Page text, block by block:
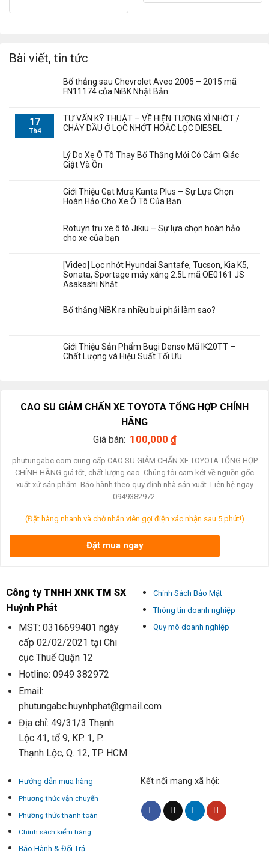
Bài viết, tin tức
Bố thắng sau Chevrolet Aveo 2005 – 2015 mã
FN11174 của NiBK Nhật Bản
17
Th4
TƯ VẤN KỸ THUẬT – VỀ HIỆN TƯỢNG XÌ NHỚT /
CHẢY DẦU Ở LỌC NHỚT HOẶC LỌC DIESEL
Lý Do Xe Ô Tô Thay Bố Thắng Mới Có Cảm Giác
Giật Và Ồn
Giới Thiệu Gạt Mưa Kanta Plus – Sự Lựa Chọn
Hoàn Hảo Cho Xe Ô Tô Của Bạn
Rotuyn trụ xe ô tô Jikiu – Sự lựa chọn hoàn hảo
cho xe của bạn
[Video] Lọc nhớt Hyundai Santafe, Tucson, Kia K5,
Sonata, Sportage máy xăng 2.5L mã OE0161 JS
Asakashi Nhật
Bố thắng NiBK ra nhiều bụi phải làm sao?
Giới Thiệu Sản Phẩm Bugi Denso Mã IK20TT –
Chất Lượng và Hiệu Suất Tối Ưu
CAO SU GIẢM CHẤN XE TOYOTA TỔNG HỢP CHÍNH
HÃNG
Giá bán: 100,000 ₫
phutungabc.com cung cấp CAO SU GIẢM CHẤN XE TOYOTA TỔNG HỢP
CHÍNH HÃNG giá tốt, chất lượng cao. Chúng tôi cam két về nguồn gốc
xuất xứ sản phẩm. Bảo hành theo quy định nhà sản xuất. Liên hệ ngay
0949382972.
(Đặt hàng nhanh và chờ nhân viên gọi điện xác nhận sau 5 phút!)
Đặt mua ngay
Công ty TNHH XNK TM SX
Huỳnh Phát
MST: 0316699401 ngày
cấp 02/02/2021 tại Chi
cục Thuế Quận 12
Hotline: 0949 382972
Email:
phutungabc.huynhphat@gmail.com
Địa chỉ: 49/31/3 Thạnh
Lộc 41, tổ 9, KP. 1, P.
Thạnh Lộc, Q. 12, TP. HCM
Chính Sách Bảo Mật
Thông tin doanh nghiệp
Quy mô doanh nghiệp
Hướng dẫn mua hàng
Phương thức vận chuyển
Phương thức thanh toán
Chính sách kiểm hàng
Bảo Hành & Đổi Trả
Kết nối mạng xã hội: